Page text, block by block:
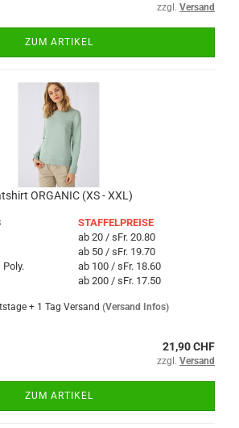
zzgl. Versand
ZUM ARTIKEL
ORGANIC (XS - XXL)
STAFFELPREISE
ab 20 / sFr. 20.80
ab 50 / sFr. 19.70
Poly.
ab 100 / sFr. 18.60
ab 200 / sFr. 17.50
+ 1 Tag Versand (Versand Infos)
21,90 CHF
zzgl. Versand
ZUM ARTIKEL